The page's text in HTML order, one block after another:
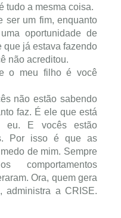
tudo a mesma coisa.
ser um fim, enquanto
oportunidade de
que já estava fazendo
não acreditou.
o meu filho é você
não estão sabendo
faz. É ele que está
eu. E vocês estão
Por isso é que as
de mim. Sempre
Ora, quem gera
administra a CRISE.